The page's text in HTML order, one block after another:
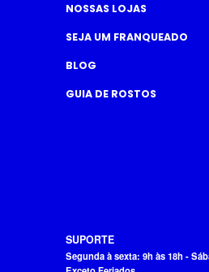
NOSSAS LOJAS
SEJA UM FRANQUEADO
BLOG
GUIA DE ROSTOS
SUPORTE
Segunda à sexta: 9h às 18h -